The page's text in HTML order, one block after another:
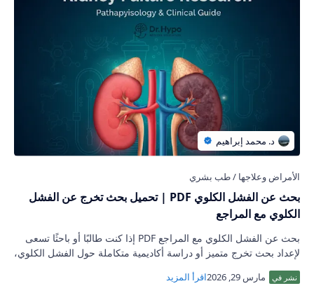
بحث عن الفشل الكلوي PDF | تحميل بحث تخرج عن الفشل
الكلوي مع المراجع
بحث عن الفشل الكلوي مع المراجع PDF إذا كنت طالبًا أو باحثًا تسعى
لإعداد بحث تخرج متميز أو دراسة أكاديمية متكاملة حول الفشل الكلوي،